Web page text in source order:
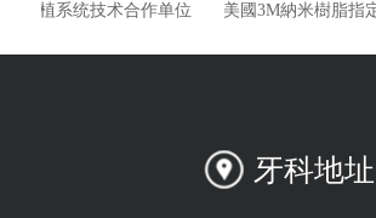
瑞士ITI种植系统技术合作单位 美國3M納
牙科地址